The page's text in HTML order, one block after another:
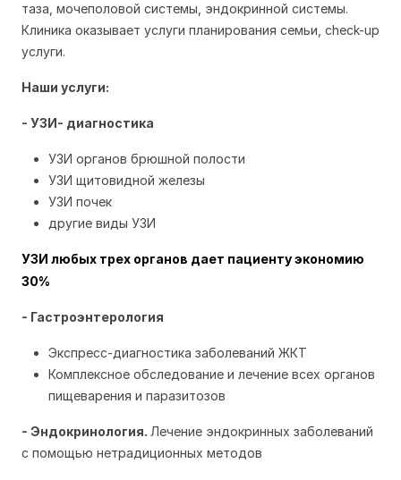
таза, мочеполовой системы, эндокринной системы.
Клиника оказывает услуги планирования семьи, check-up
услуги.
Наши услуги:
- УЗИ- диагностика
УЗИ органов брюшной полости
УЗИ щитовидной железы
УЗИ почек
другие виды УЗИ
УЗИ любых трех органов дает пациенту экономию
30%
- Гастроэнтерология
Экспресс-диагностика заболеваний ЖКТ
Комплексное обследование и лечение всех органов
пищеварения и паразитозов
- Эндокринология. Лечение эндокринных заболеваний
с помощью нетрадиционных методов